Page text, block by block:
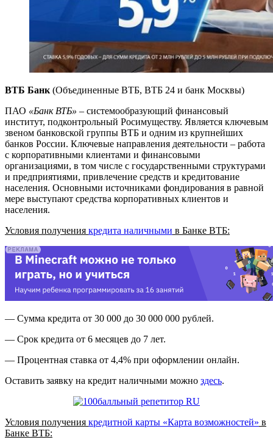
ВТБ Банк (Объединенные ВТБ, ВТБ 24 и банк Москвы)
ПАО «Банк ВТБ» – системообразующий финансовый
институт, подконтрольный Росимуществу. Является ключевым
звеном банковской группы ВТБ и одним из крупнейших
банков России. Ключевые направления деятельности – работа
с корпоративными клиентами и финансовыми
организациями, в том числе с государственными структурами
и предприятиями, привлечение средств и кредитование
населения. Основными источниками фондирования в равной
мере выступают средства корпоративных клиентов и
населения.
Условия получения кредита наличными в Банке ВТБ:
— Сумма кредита от 30 000 до 30 000 000 рублей.
— Срок кредита от 6 месяцев до 7 лет.
— Процентная ставка от 4,4% при оформлении онлайн.
Оставить заявку на кредит наличными можно здесь.
Условия получения кредитной карты «Карта возможностей» в
Банке ВТБ: